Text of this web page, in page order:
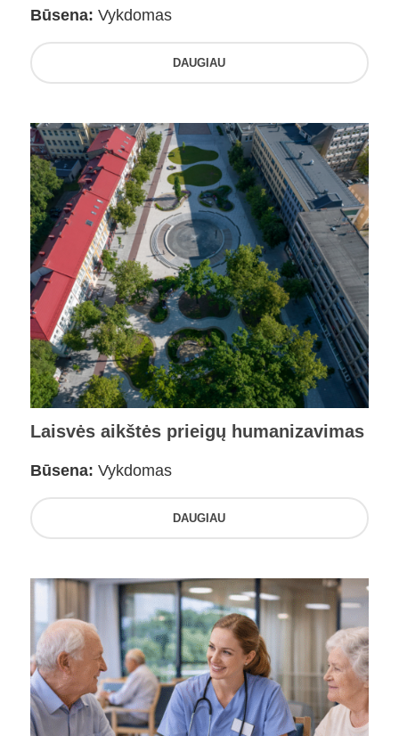
Būsena: Vykdomas
DAUGIAU
Laisvės aikštės prieigų humanizavimas
Būsena: Vykdomas
DAUGIAU